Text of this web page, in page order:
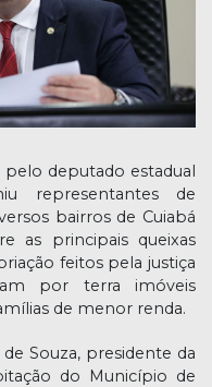
deputado estadual
representantes de
bairros de Cuiabá
as principais queixas
feitos pela justiça
por terra imóveis
de menor renda.
Souza, presidente da
do Município de